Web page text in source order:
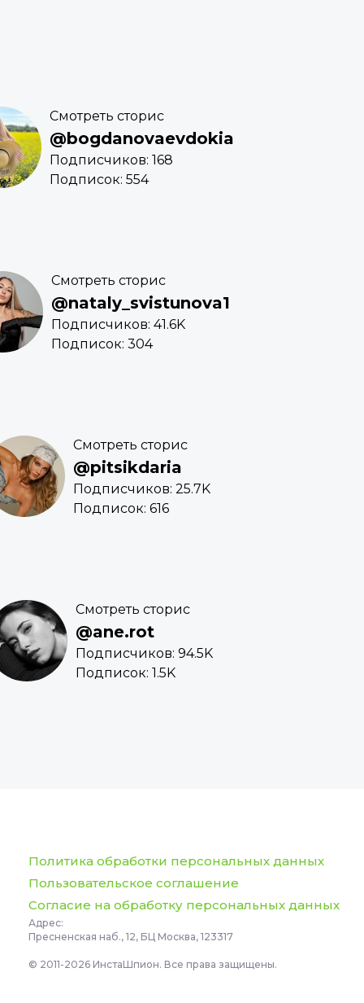
Смотреть сторис
@bogdanovaevdokia
Подписчиков: 168
Подписок: 554
Смотреть сторис
@nataly_svistunova1
Подписчиков: 41.6K
Подписок: 304
Смотреть сторис
@pitsikdaria
Подписчиков: 25.7K
Подписок: 616
Смотреть сторис
@ane.rot
Подписчиков: 94.5K
Подписок: 1.5K
Политика обработки персональных данных
Пользовательское соглашение
Согласие на обработку персональных данных
Адрес:
Пресненская наб., 12, БЦ Москва, 123317
© 2011-2026 ИнстаШпион. Все права защищены.